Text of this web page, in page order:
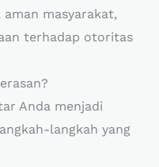
masyarakat,
terhadap otoritas
Anda menjadi
langkah yang